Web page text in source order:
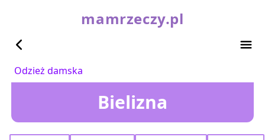
mamrzeczy.pl
Odzież damska
Bielizna